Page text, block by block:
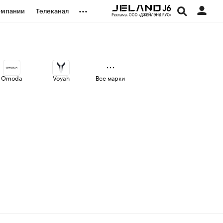
Телеканал ...
Omoda Voyah Все марки